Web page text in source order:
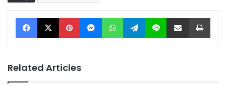
Facebook X Pinterest Messenger WhatsApp Telegram Line Share via Email
Related Articles